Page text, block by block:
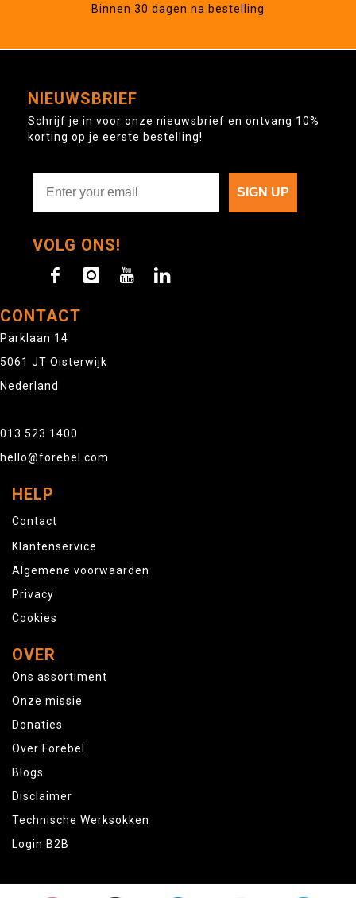
Binnen 30 dagen na bestelling
NIEUWSBRIEF
Schrijf je in voor onze nieuwsbrief en ontvang 10%
korting op je eerste bestelling!
SIGN UP
VOLG ONS!
CONTACT
Parklaan 14
5061 JT Oisterwijk
Nederland
013 523 1400
hello@forebel.com
HELP
Contact
Klantenservice
Algemene voorwaarden
Privacy
Cookies
OVER
Ons assortiment
Onze missie
Donaties
Over Forebel
Blogs
Disclaimer
Technische Werksokken
Login B2B